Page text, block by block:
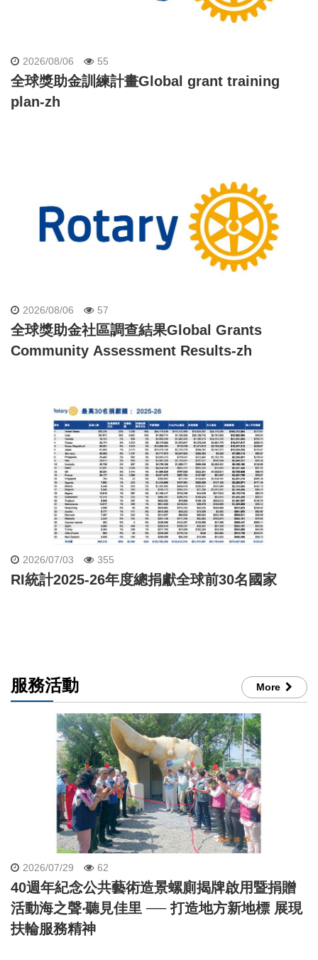
2026/08/06 55
全球獎助金訓練計畫Global grant training
plan-zh
2026/08/06 57
全球獎助金社區調查結果Global Grants
Community Assessment Results-zh
2026/07/03 355
RI統計2025-26年度總捐獻全球前30名國家
服務活動 More
2026/07/29 62
40週年紀念公共藝術造景螺廁揭牌啟用暨捐贈
活動海之聲‧聽見佳里 ── 打造地方新地標 展現
扶輪服務精神